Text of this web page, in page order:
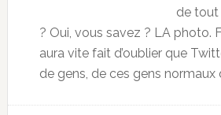
de tout
? Oui, vous savez ? LA photo.
aura vite fait d’oublier que
de gens, de ces gens normaux